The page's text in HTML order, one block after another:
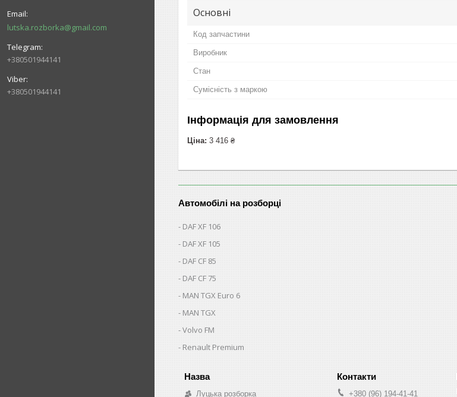
lutska.rozborka@gmail.com
+380501944141
+380501944141
Основні
Код запчастини
Виробник
Стан
Сумісність з маркою
Інформація для замовлення
Ціна: 3 416 ₴
Автомобілі на розборці
DAF XF 106
DAF XF 105
DAF CF 85
DAF CF 75
MAN TGX Euro 6
MAN TGX
Volvo FM
Renault Premium
Луцька розборка +380 (96) 194-41-41